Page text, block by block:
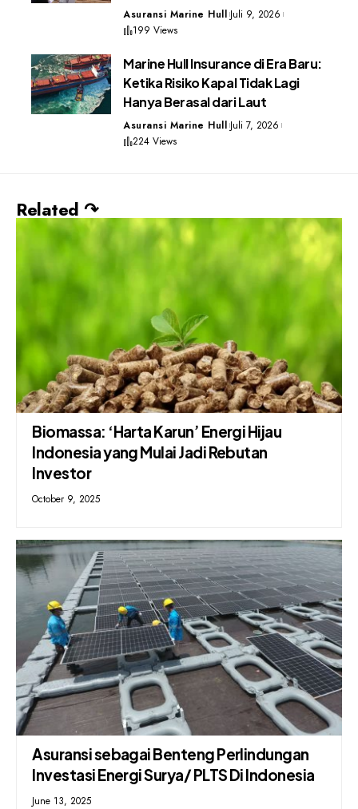
Asuransi Marine Hull Juli 9, 2026
199 Views
Marine Hull Insurance di Era Baru:
Ketika Risiko Kapal Tidak Lagi
Hanya Berasal dari Laut
Asuransi Marine Hull Juli 7, 2026
224 Views
Related ↷
Biomassa: ‘Harta Karun’ Energi Hijau
Indonesia yang Mulai Jadi Rebutan
Investor
October 9, 2025
Asuransi sebagai Benteng Perlindungan
Investasi Energi Surya/ PLTS Di Indonesia
June 13, 2025